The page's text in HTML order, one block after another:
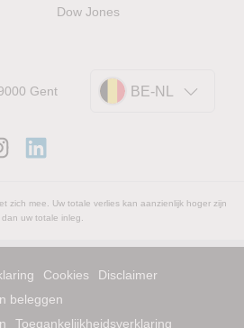
Dow Jones
Gent BE-NL
zich mee. Uw totale verlies kan aanzienlijk hoger zijn
dan uw totale inleg.
Cookies
Disclaimer
beleggen
Toegankelijkheidsverklaring